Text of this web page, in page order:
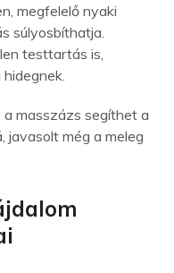
megfelelő nyaki
súlyosbíthatja.
testtartás is,
masszázs segíthet a
javasolt még a meleg